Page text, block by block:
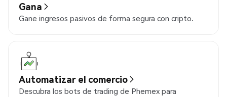
Gana
Gane ingresos pasivos de forma segura con cripto.
Automatizar el comercio
Descubra los bots de trading de Phemex para